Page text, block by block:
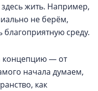
жить. Например,
не берём,
благоприятную среду.
концепцию — от
начала думаем,
как